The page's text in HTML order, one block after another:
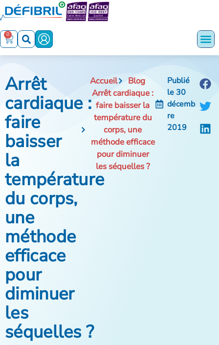
0
Arrêt
cardiaque :
faire
baisser
la
température
du corps,
une
méthode
efficace
pour
diminuer
les
séquelles ?
Accueil
Blog
Arrêt cardiaque :
faire baisser la
température du
corps, une
méthode efficace
pour diminuer
les séquelles ?
Publié
le 30
décemb
re
2019